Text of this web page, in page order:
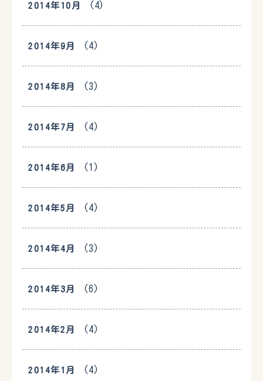
2014年10月 (4)
2014年9月 (4)
2014年8月 (3)
2014年7月 (4)
2014年6月 (1)
2014年5月 (4)
2014年4月 (3)
2014年3月 (6)
2014年2月 (4)
2014年1月 (4)